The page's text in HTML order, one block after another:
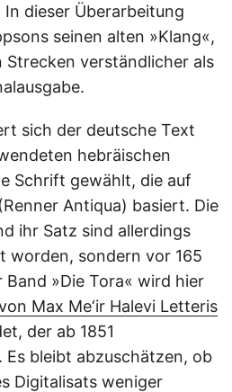
In dieser Überarbeitung
seinen alten »Klang«,
Strecken verständlicher als
sich der deutsche Text
hebräischen
Schrift gewählt, die auf
Antiqua) basiert. Die
ihr Satz sind allerdings
worden, sondern vor 165
Band »Die Tora« wird hier
Max Me‘ir Halevi Letteris
der ab 1851
bleibt abzuschätzen, ob
Digitalisats weniger